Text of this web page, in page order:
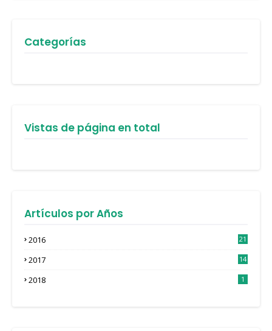
Categorías
Vistas de página en total
Artículos por Años
2016
21
2017
14
2018 1